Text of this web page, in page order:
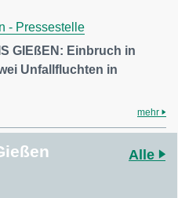
- Pressestelle
GIEßEN: Einbruch in
Unfallfluchten in
mehr
Alle